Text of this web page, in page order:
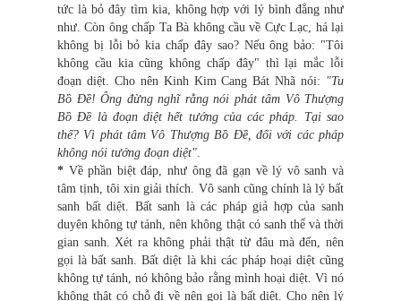
tức là bỏ đây tìm kia, không hợp với lý bình đẳng như
như. Còn ông chấp Ta Bà không cầu về Cực Lạc, há lại
không bị lỗi bỏ kia chấp đây sao? Nếu ông bảo: "Tôi
không cầu kia cũng không chấp đây" thì lại mắc lỗi
đoạn diệt. Cho nên Kinh Kim Cang Bát Nhã nói: "Tu
Bồ Đề! Ông đừng nghĩ rằng nói phát tâm Vô Thượng
Bồ Đề là đoạn diệt hết tướng của các pháp. Tại sao
thế? Vì phát tâm Vô Thượng Bồ Đề, đối với các pháp
không nói tướng đoạn diệt".
* Về phần biệt đáp, như ông đã gạn về lý vô sanh và
tâm tịnh, tôi xin giải thích. Vô sanh cũng chính là lý bất
sanh bất diệt. Bất sanh là các pháp giả hợp của sanh
duyên không tự tánh, nên không thật có sanh thể và thời
gian sanh. Xét ra không phải thật từ đâu mà đến, nên
gọi là bất sanh. Bất diệt là khi các pháp hoại diệt cũng
không tự tánh, nó không bảo rằng mình hoại diệt. Vì nó
không thật có chỗ đi về nên gọi là bất diệt. Cho nên lý